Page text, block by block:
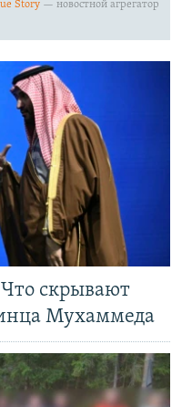
скрывают
Мухаммеда